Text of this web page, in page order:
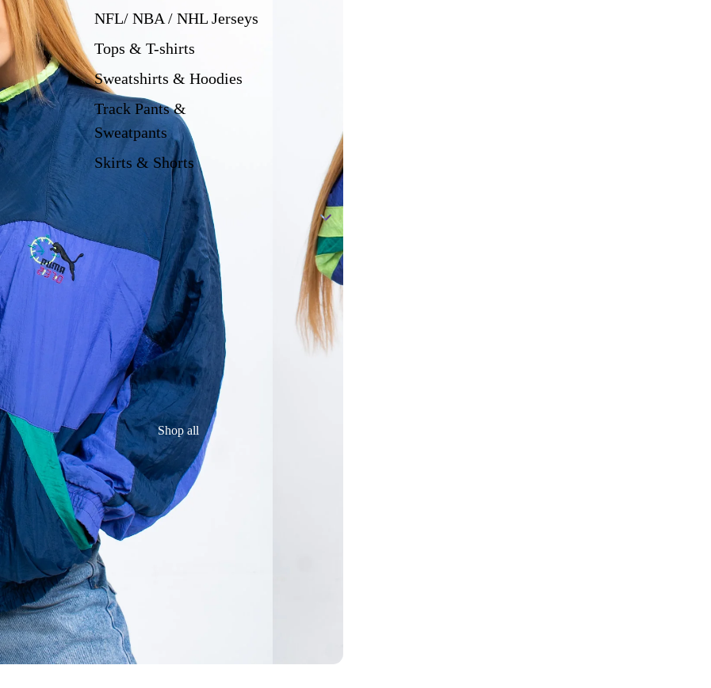
NFL/ NBA / NHL Jerseys
Tops & T-shirts
Sweatshirts & Hoodies
Track Pants &
Sweatpants
Skirts & Shorts
Shop all